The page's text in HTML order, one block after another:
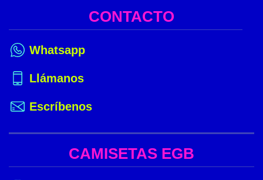
CONTACTO
Whatsapp
Llámanos
Escríbenos
CAMISETAS EGB